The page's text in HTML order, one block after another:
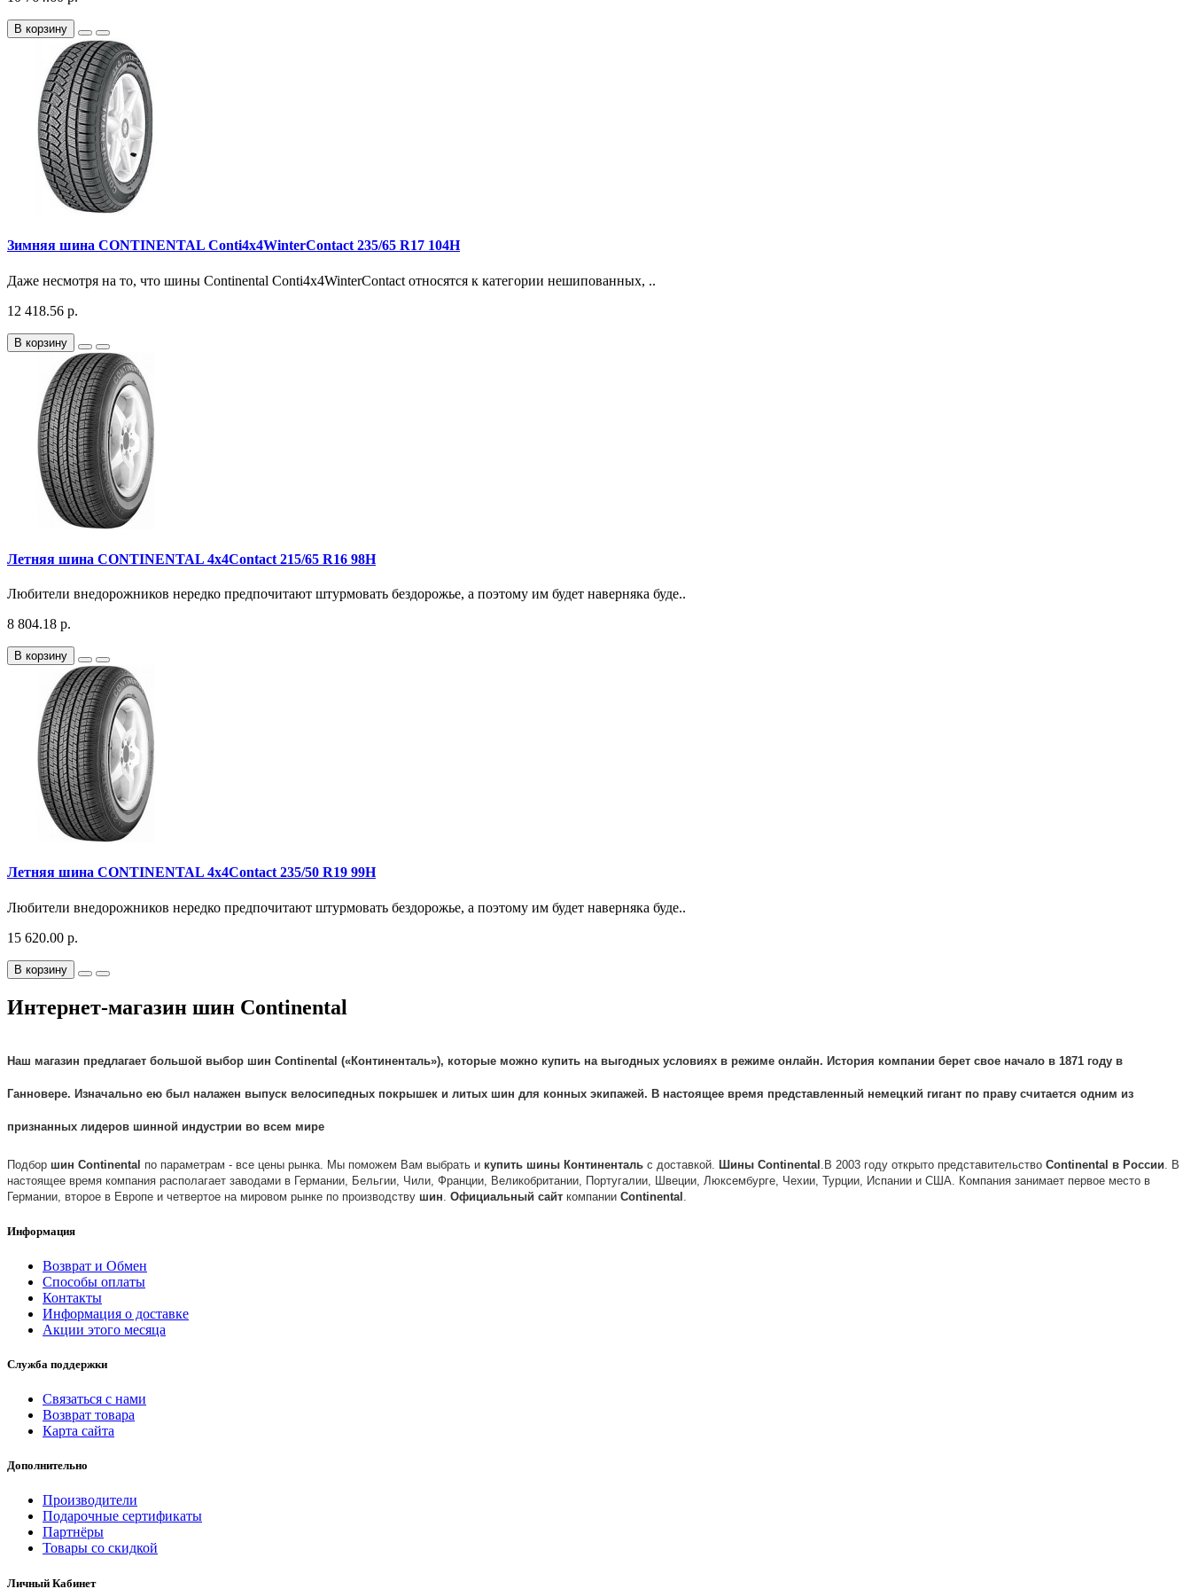
В корзину
Зимняя шина CONTINENTAL Conti4x4WinterContact 235/65 R17 104H
Даже несмотря на то, что шины Continental Conti4x4WinterContact относятся к категории нешипованных, ..
12 418.56 р.
В корзину
Летняя шина CONTINENTAL 4x4Contact 215/65 R16 98H
Любители внедорожников нередко предпочитают штурмовать бездорожье, а поэтому им будет наверняка буде..
8 804.18 р.
В корзину
Летняя шина CONTINENTAL 4x4Contact 235/50 R19 99H
Любители внедорожников нередко предпочитают штурмовать бездорожье, а поэтому им будет наверняка буде..
15 620.00 р.
В корзину
Интернет-магазин шин Continental
Наш магазин предлагает большой выбор шин Continental («Континенталь»), которые можно купить на выгодных условиях в режиме онлайн. История компании берет свое начало в 1871 году в
Ганновере. Изначально ею был налажен выпуск велосипедных покрышек и литых шин для конных экипажей. В настоящее время представленный немецкий гигант по праву считается одним из
признанных лидеров шинной индустрии во всем мире
Подбор шин Continental по параметрам - все цены рынка. Мы поможем Вам выбрать и купить шины Континенталь с доставкой. Шины Continental . В 2003 году открыто представительство Continental в России. В
настоящее время компания располагает заводами в Германии, Бельгии, Чили, Франции, Великобритании, Португалии, Швеции, Люксембурге, Чехии, Турции, Испании и США. Компания занимает первое место в
Германии, второе в Европе и четвертое на мировом рынке по производству шин. Официальный сайт компании Continental .
Информация
Возврат и Обмен
Способы оплаты
Контакты
Информация о доставке
Акции этого месяца
Служба поддержки
Связаться с нами
Возврат товара
Карта сайта
Дополнительно
Производители
Подарочные сертификаты
Партнёры
Товары со скидкой
Личный Кабинет